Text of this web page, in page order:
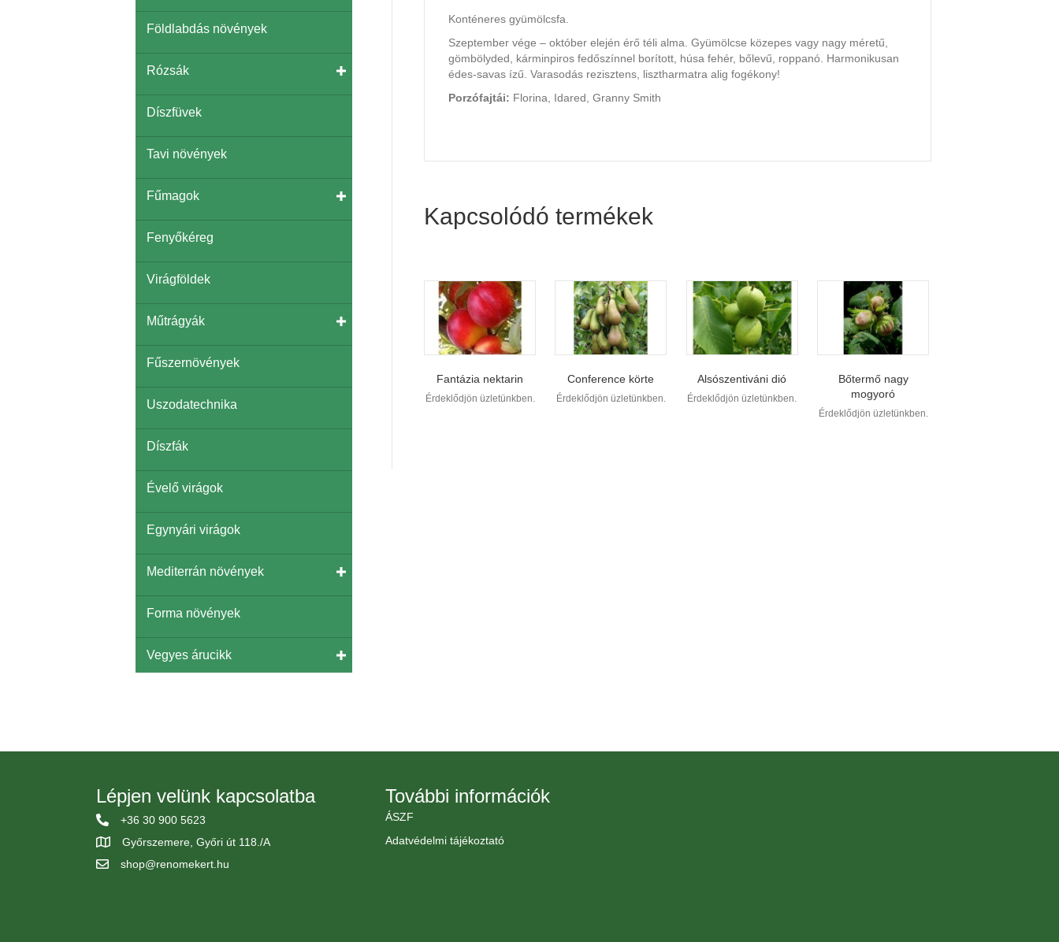
Konténeres gyümölcsfa.
Szeptember vége – október elején érő téli alma. Gyümölcse közepes vagy nagy méretű,
gömbölyded, kárminpiros fedőszínnel borított, húsa fehér, bőlevű, roppanó. Harmonikusan
édes-savas ízű. Varasodás rezisztens, lisztharmatra alig fogékony!
Porzófajtái: Florina, Idared, Granny Smith
Kapcsolódó termékek
Fantázia nektarin
Érdeklődjön üzletünkben.
Conference körte
Érdeklődjön üzletünkben.
Alsószentiváni dió
Érdeklődjön üzletünkben.
Bőtermő nagy
mogyoró
Érdeklődjön üzletünkben.
Földlabdás növények
Rózsák
Díszfüvek
Tavi növények
Fűmagok
Fenyőkéreg
Virágföldek
Műtrágyák
Fűszernövények
Uszodatechnika
Díszfák
Évelő virágok
Egynyári virágok
Mediterrán növények
Forma növények
Vegyes árucikk
Lépjen velünk kapcsolatba
+36 30 900 5623
Győrszemere, Győri út 118./A
shop@renomekert.hu
További információk
ÁSZF
Adatvédelmi tájékoztató